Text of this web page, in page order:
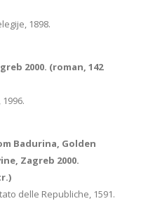
1898.
2000. (roman, 142
Badurina, Golden
Zagreb 2000.
delle Republiche, 1591.